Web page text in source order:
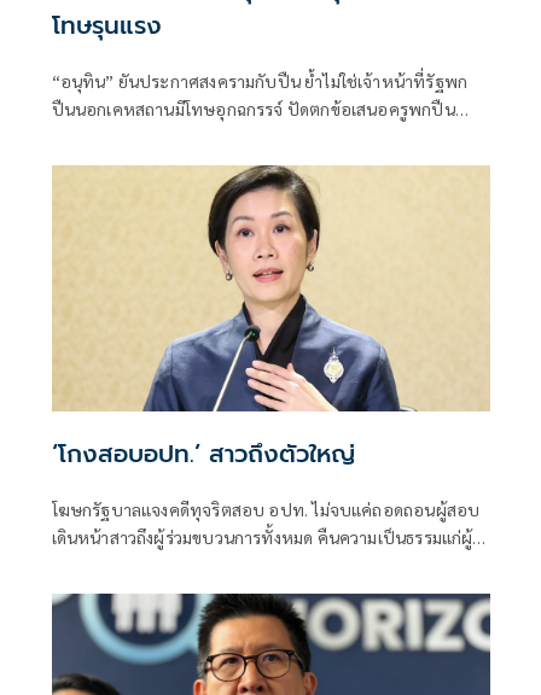
โทษรุนแรง
“อนุทิน” ยันประกาศสงครามกับปืน ย้ำไม่ใช่เจ้าหน้าที่รัฐพก
ปืนนอกเคหสถานมีโทษอุกฉกรรจ์ ปัดตกข้อเสนอครูพกปืน
เจ้าของเป็นผู้ต้องหาร่วม
‘โกงสอบอปท.’ สาวถึงตัวใหญ่
โฆษกรัฐบาลแจงคดีทุจริตสอบ อปท. ไม่จบแค่ถอดถอนผู้สอบ
เดินหน้าสาวถึงผู้ร่วมขบวนการทั้งหมด คืนความเป็นธรรมแก่ผู้
ประชาชนต่อระบบการสอบเข้ารับราชการทุกระดับ